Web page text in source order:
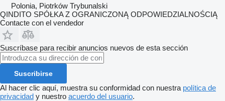
Polonia, Piotrków Trybunalski
QINDITO SPÓŁKA Z OGRANICZONĄ ODPOWIEDZIALNOŚCIĄ
Contacte con el vendedor
Suscríbase para recibir anuncios nuevos de esta sección
Suscribirse
Al hacer clic aquí, muestra su conformidad con nuestra política de
privacidad y nuestro acuerdo del usuario.